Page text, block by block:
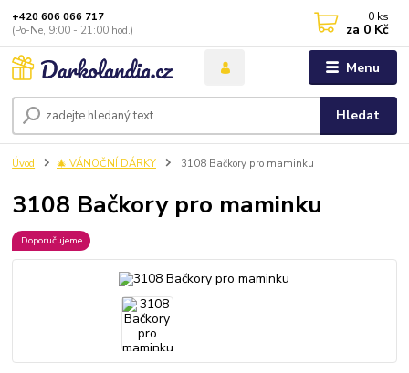
Menu
Hledat
+420 606 066 717
(Po-Ne, 9:00 - 21:00 hod.)
0 ks
za 0 Kč
Úvod 🎄 VÁNOČNÍ DÁRKY 3108 Bačkory pro maminku
3108 Bačkory pro maminku
Doporučujeme